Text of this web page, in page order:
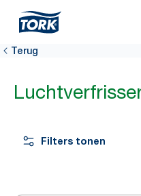
Terug
Filters tonen